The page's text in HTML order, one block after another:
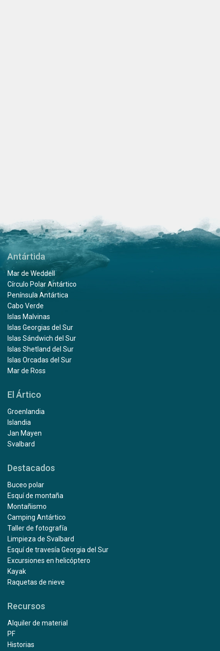
Antártida
Mar de Weddell
Círculo Polar Antártico
Península Antártica
Cabo Verde
Islas Malvinas
Islas Georgias del Sur
Islas Sándwich del Sur
Islas Shetland del Sur
Islas Orcadas del Sur
Mar de Ross
El Ártico
Groenlandia
Islandia
Jan Mayen
Svalbard
Destacados
Buceo polar
Esquí de montaña
Montañismo
Camping Antártico
Taller de fotografía
Limpieza de Svalbard
Esquí de travesía Georgia del Sur
Excursiones en helicóptero
Kayak
Raquetas de nieve
Recursos
Alquiler de material
PF
Historias